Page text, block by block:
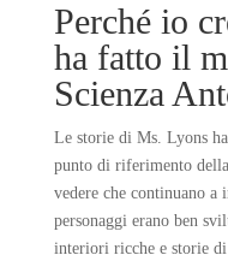
Perché io
ha fatto il
Scienza
Le storie di Ms. Lyons
punto di riferimento
vedere che continuano
personaggi erano ben
interiori ricche e storie